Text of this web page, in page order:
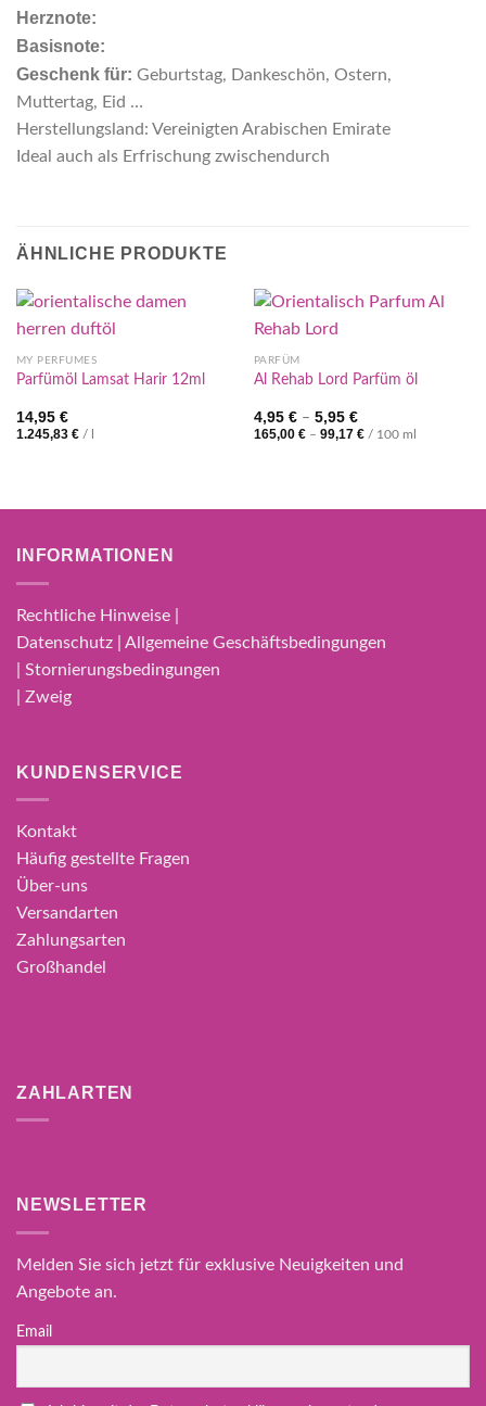
Herznote:
Basisnote:
Geschenk für: Geburtstag, Dankeschön, Ostern,
Muttertag, Eid …
Herstellungsland: Vereinigten Arabischen Emirate
Ideal auch als Erfrischung zwischendurch
ÄHNLICHE PRODUKTE
MY PERFUMES
Parfümöl Lamsat Harir 12ml
14,95 €
1.245,83 €/
PARFÜM
Al Rehab Lord Parfüm öl
4,95 €– 5,95 €
165,00 €– 99,17 €/ 100 ml
INFORMATIONEN
Rechtliche Hinweise |
Datenschutz | Allgemeine Geschäftsbedingungen
| Stornierungsbedingungen
| Zweig
KUNDENSERVICE
Kontakt
Häufig gestellte Fragen
Über-uns
Versandarten
Zahlungsarten
Großhandel
ZAHLARTEN
NEWSLETTER
Melden Sie sich jetzt für exklusive Neuigkeiten und
Angebote an.
Email